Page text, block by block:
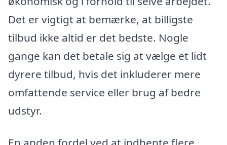
Det er vigtigt at bemærke, at billigste
tilbud ikke altid er det bedste. Nogle
gange kan det betale sig at vælge et lidt
dyrere tilbud, hvis det inkluderer mere
omfattende service eller brug af bedre
udstyr.